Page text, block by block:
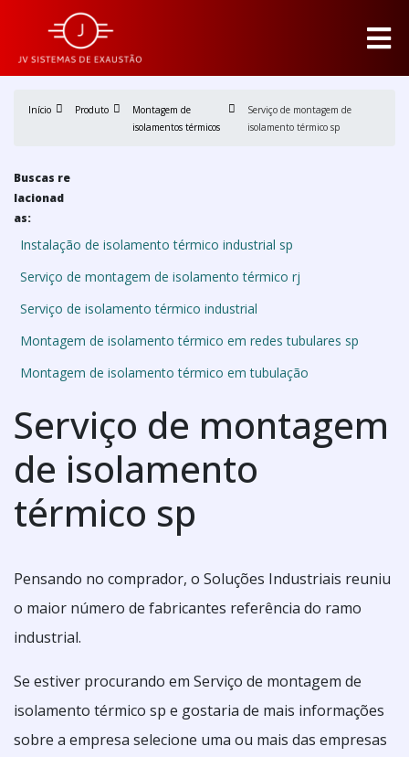
Início Produto
Montagem de
isolamentos térmicos
Serviço de montagem de
isolamento térmico sp
Buscas re
lacionad
as:
Instalação de isolamento térmico industrial sp
Serviço de montagem de isolamento térmico rj
Serviço de isolamento térmico industrial
Montagem de isolamento térmico em redes tubulares sp
Montagem de isolamento térmico em tubulação
Serviço de montagem
de isolamento
térmico sp
Pensando no comprador, o Soluções Industriais reuniu
o maior número de fabricantes referência do ramo
industrial.
Se estiver procurando em Serviço de montagem de
isolamento térmico sp e gostaria de mais informações
sobre a empresa selecione uma ou mais das empresas